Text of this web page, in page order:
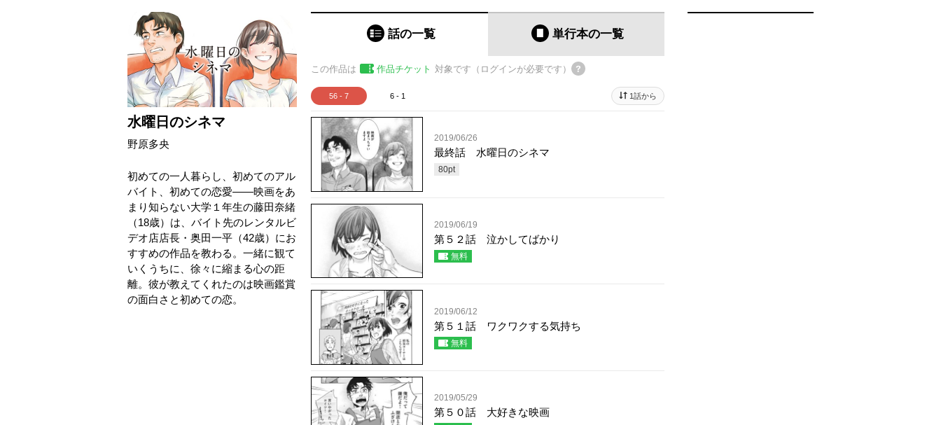
水曜日のシネマ
野原多央
初めての一人暮らし、初めてのアル
バイト、初めての恋愛――映画をあ
まり知らない大学１年生の藤田奈緒
（18歳）は、バイト先のレンタルビ
デオ店店長・奥田一平（42歳）にお
すすめの作品を教わる。一緒に観て
いくうちに、徐々に縮まる心の距
離。彼が教えてくれたのは映画鑑賞
の面白さと初めての恋。
話の一覧 単行本の一覧
この作品は 作品チケット 対象です（ログインが必要です）
56 - 7 6 - 1 1話から
2019/06/26
最終話 水曜日のシネマ
80pt
2019/06/19
第５２話 泣かしてばかり
無料
2019/06/12
第５１話 ワクワクする気持ち
無料
2019/05/29
第５０話 大好きな映画